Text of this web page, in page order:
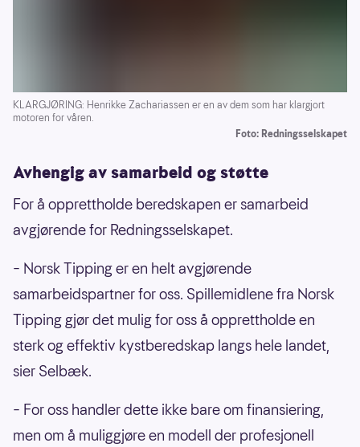
KLARGJØRING: Henrikke Zachariassen er en av dem som har klargjort
motoren for våren.
Foto: Redningsselskapet
Avhengig av samarbeid og støtte
For å opprettholde beredskapen er samarbeid
avgjørende for Redningsselskapet.
– Norsk Tipping er en helt avgjørende
samarbeidspartner for oss. Spillemidlene fra Norsk
Tipping gjør det mulig for oss å opprettholde en
sterk og effektiv kystberedskap langs hele landet,
sier Selbæk.
– For oss handler dette ikke bare om finansiering,
men om å muliggjøre en modell der profesjonell